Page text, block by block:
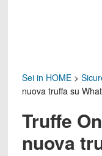
Sei in HOME>
nuova truffa su
Truffe
nuova